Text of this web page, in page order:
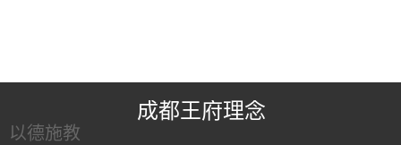
成都王府理念
以德施教